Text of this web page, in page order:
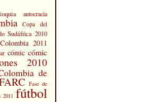
autocracia
Copa del
Sudáfrica 2010
2011
cómic cómic
2010
de
Fase de
fútbol